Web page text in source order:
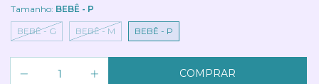
Tamanho: BEBÊ - P
BEBÊ - G BEBÊ - M BEBÊ - P